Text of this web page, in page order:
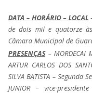
DATA – HORÁRIO – LOCAL
de dois mil e quatorze
Câmara Municipal de
PRESENÇAS– MORDECAI
ARTUR CARLOS DOS
SILVA BATISTA – Segunda
JUNIOR – vice-